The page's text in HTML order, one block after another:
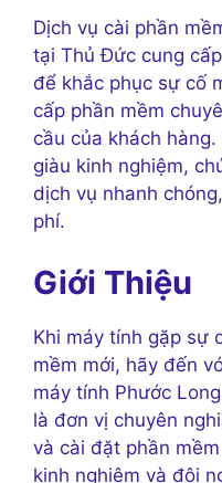
Dịch vụ cài phần
tại Thủ Đức cung
để khắc phục sự cố
cấp phần mềm
cầu của khách
giàu kinh nghiệm,
dịch vụ nhanh
phí.
Giới Thiệu
Khi máy tính gặp sự
mềm mới, hãy đến
máy tính Phước
là đơn vị chuyên
và cài đặt phần
kinh nghiệm và đội